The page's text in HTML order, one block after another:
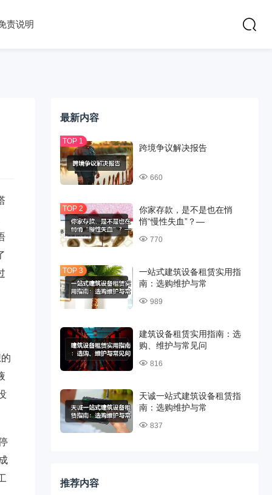
责说明
最新内容
跨境争议解决报告
660
你家存款，是不是也在悄
悄“慢性失血”？—
770
一站式建筑设备租赁实用指
南：选购维护与常
989
建筑设备租赁实用指南：选
购、维护与常见问
816
天诚一站式建筑设备租赁指
南：选购维护与常
837
推荐内容